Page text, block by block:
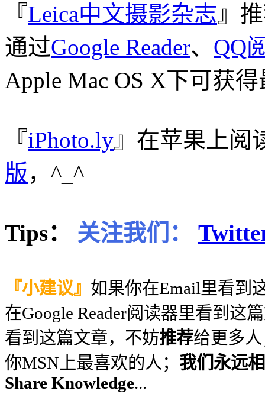
『Leica中文摄影杂志』
通过Google Reader、 QQ
Apple Mac OS X下可获
『iPhoto.ly』在苹果上阅
版，^_^
Tips： 关注我们：
『小建议』 如果你在Email里看到
在Google Reader阅读器里看到这
看到这篇文章，不妨推荐给更多
你MSN上最喜欢的人； 我们永远
Share Knowledge...